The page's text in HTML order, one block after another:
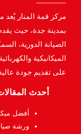
مركز قمة المنار يُعد
بمدينة جدة، حيث
الصيانة الدورية،
الميكانيكية
على تقديم جودة
أحدث
أفضل
ورشة